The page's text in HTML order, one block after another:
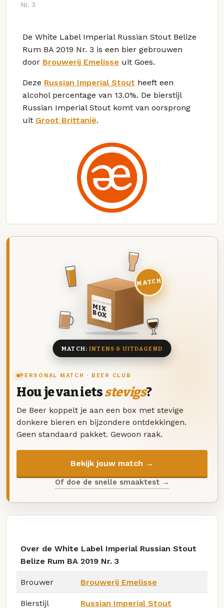
Nr. 3
De White Label Imperial Russian Stout Belize
Rum BA 2019 Nr. 3 is een bier gebrouwen
door Brouwerij Emelisse uit Goes.
Deze Russian Imperial Stout heeft een
alcohol percentage van 13.0%. De bierstijl
Russian Imperial Stout komt van oorsprong
uit Groot Brittanië.
PERSONAL MATCH · BEER CLUB
Hou je van ietsstevigs?
De Beer koppelt je aan een box met stevige
donkere bieren en bijzondere ontdekkingen.
Geen standaard pakket. Gewoon raak.
Bekijk jouw match →
Of doe de snelle smaaktest →
DEZE MAAND
MIX
BOX
8 BIEREN
MATCH
MATCH:INTENS & UITDAGEND
Over de White Label Imperial Russian Stout
Belize Rum BA 2019 Nr. 3
Brouwer Brouwerij Emelisse
Bierstijl Russian Imperial Stout